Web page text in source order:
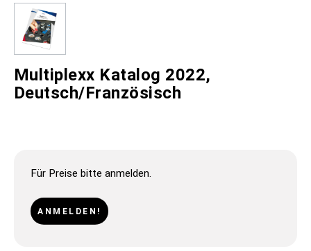
Multiplexx Katalog 2022,
Deutsch/Französisch
Für Preise bitte anmelden.
ANMELDEN!